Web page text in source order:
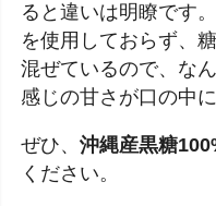
ると違いは明瞭です
を使用しておらず、
混ぜているので、な
感じの甘さが口の中
ぜひ、 沖縄産黒糖
ください。